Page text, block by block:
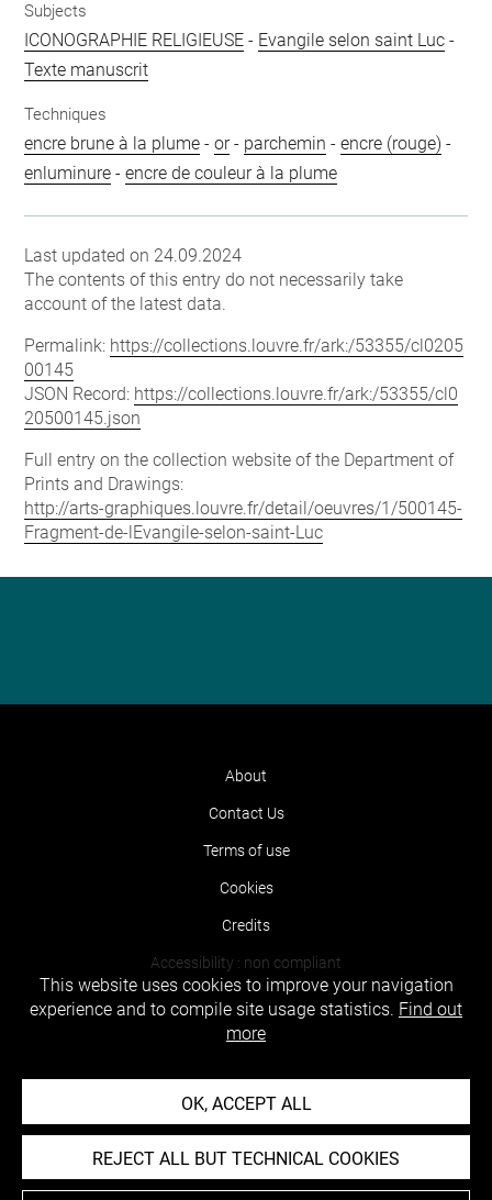
Subjects
ICONOGRAPHIE RELIGIEUSE - Evangile selon saint Luc -
Texte manuscrit
Techniques
encre brune à la plume -or- parchemin -encre (rouge) -
enluminure -encre de couleur à la plume
Last updated on 24.09.2024
The contents of this entry do not necessarily take
account of the latest data.
Permalink: https://collections.louvre.fr/ark:/53355/cl0205
00145
JSON Record: https://collections.louvre.fr/ark:/53355/cl0
20500145.json
Full entry on the collection website of the Department of
Prints and Drawings:
http://arts-graphiques.louvre.fr/detail/oeuvres/1/500145-
Fragment-de-lEvangile-selon-saint-Luc
About
Contact Us
Terms of use
Cookies
Credits
Accessibility : non compliant
This website uses cookies to improve your navigation
experience and to compile site usage statistics. Find out
more
OK, ACCEPT ALL
REJECT ALL BUT TECHNICAL COOKIES